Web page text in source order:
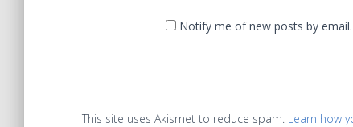
Notify me of new posts by email.
This site uses Akismet to reduce spam. Learn how